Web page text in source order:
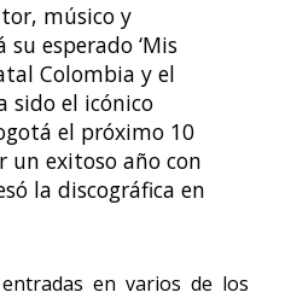
músico y
esperado ‘Mis
Colombia y el
sido el icónico
el próximo 10
un exitoso año con
la discográfica en
en varios de los